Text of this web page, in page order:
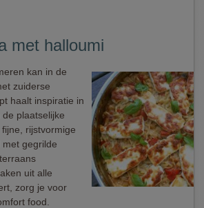
met halloumi
kan in de
zuiderse
haalt inspiratie in
plaatselijke
rijstvormige
gegrilde
uit alle
zorg je voor
food.